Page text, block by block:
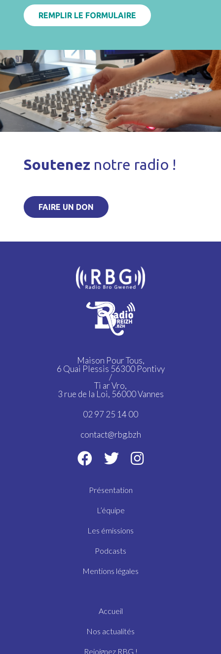
REMPLIR LE FORMULAIRE
Soutenez notre radio !
FAIRE UN DON
Maison Pour Tous,
6 Quai Plessis 56300 Pontivy
/
Ti ar Vro,
3 rue de la Loi, 56000 Vannes
02 97 25 14 00
contact@rbg.bzh
Présentation
L’équipe
Les émissions
Podcasts
Mentions légales
Accueil
Nos actualités
Rejoignez RBG !